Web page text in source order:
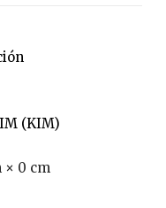
(KIM)
× 0 cm